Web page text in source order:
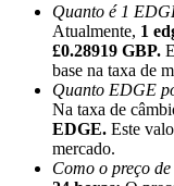
Indicação
Convide um
Quanto é 1
Atualmente, 1
£0.28919 GBP.
base na taxa de
Quanto EDGE
Na taxa de
EDGE. Este
mercado.
Como o preço